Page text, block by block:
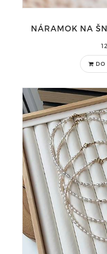
NÁRAMOK NA
DO